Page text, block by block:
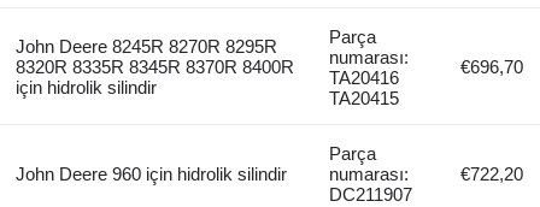
John Deere 8245R 8270R 8295R
8320R 8335R 8345R 8370R 8400R
için hidrolik silindir
Parça
numarası:
TA20416
TA20415
€696,70
John Deere 960 için hidrolik silindir
Parça
numarası:
DC211907
€722,20